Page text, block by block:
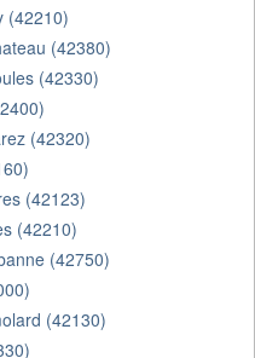
(42210)
(42380)
(42330)
(42320)
(42123)
(42210)
(42750)
(42130)